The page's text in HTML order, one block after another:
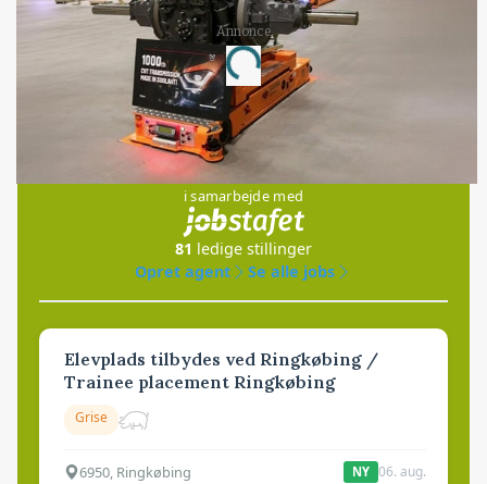
Annonce
Loading...
Jobs
i samarbejde med
81 ledige stillinger
Opret agent
Se alle jobs
Elevplads tilbydes ved Ringkøbing /
Trainee placement Ringkøbing
Grise
6950, Ringkøbing NY 06. aug.